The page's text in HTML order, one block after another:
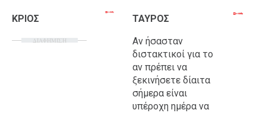
Xmas
ΚΡΙΟΣ
ΔΙΑΦΗΜΙΣΗ
ΤΑΥΡΟΣ
Αν ήσασταν
διστακτικοί για το
αν πρέπει να
ξεκινήσετε δίαιτα
σήμερα είναι
υπέροχη ημέρα να